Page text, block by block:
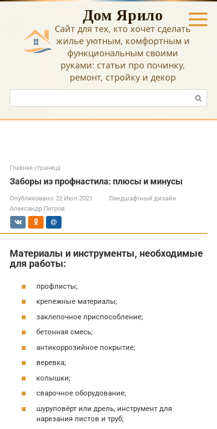
Перейти
Дом Ярило
Сайт для тех, кто хочет сделать
жилье уютным, комфортным и
функциональным своими
руками: статьи про починку,
ремонт, стройку и декор
Поиск:
Главная страница
Заборы из профнастила: плюсы и минусы
Опубликовано: 22 Июл 2021
Ландшафтный дизайн
Александр Петров
Материалы и инструменты, необходимые
для работы:
профлисты;
крепежные материалы;
заклепочное приспособление;
бетонная смесь;
антикоррозийное покрытие;
веревка;
колышки;
сварочное оборудование;
шуруповёрт или дрель, инструмент для
нарезания листов и труб;